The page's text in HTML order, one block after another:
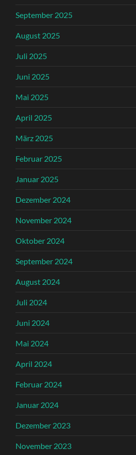
September 2025
August 2025
Juli 2025
Juni 2025
Mai 2025
April 2025
März 2025
Februar 2025
Januar 2025
Dezember 2024
November 2024
Oktober 2024
September 2024
August 2024
Juli 2024
Juni 2024
Mai 2024
April 2024
Februar 2024
Januar 2024
Dezember 2023
November 2023